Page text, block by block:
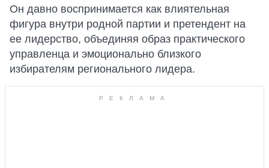
Он давно воспринимается как влиятельная
фигура внутри родной партии и претендент на
ее лидерство, объединяя образ практического
управленца и эмоционально близкого
избирателям регионального лидера.